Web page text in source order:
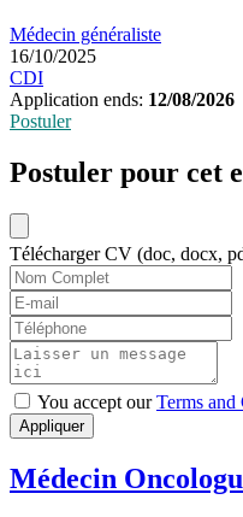
Médecin généraliste
16/10/2025
CDI
Application ends: 12/08/2026
Postuler
Postuler pour cet
Télécharger CV (doc, docx,
You accept ourTerms
Appliquer
Médecin